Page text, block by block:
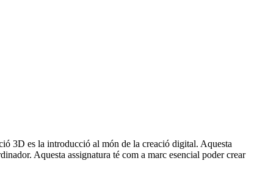
3D es la introducció al món de la creació digital. Aquesta
Aquesta assignatura té com a marc esencial poder crear